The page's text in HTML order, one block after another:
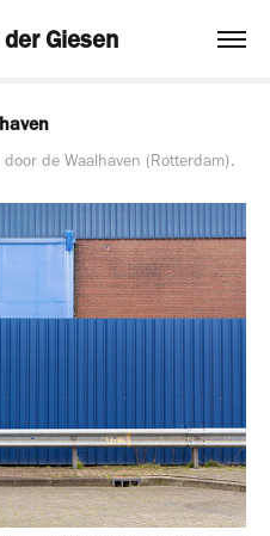
Giesen
de Waalhaven (Rotterdam).